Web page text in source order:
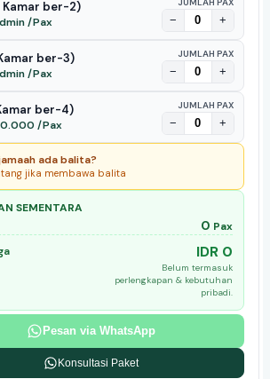
Kamar ber-2)
/Pax − +
ber-3)
/Pax
JUMLAH PAX
− +
ber-4)
/Pax
JUMLAH PAX
− +
ada balita?
jika membawa balita
SEMENTARA
0 Pax
IDR 0
Belum termasuk
perlengkapan & kebutuhan
pribadi.
Pesan via WhatsApp
Konsultasi Paket